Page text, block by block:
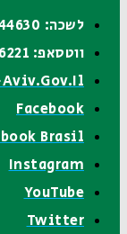
לשכה: 972-3-7244630+
ווטסאפ: 972-52-4606221+
Aviv.gov.il
Facebook
Brasil
Instagram
YouTube
Twitter